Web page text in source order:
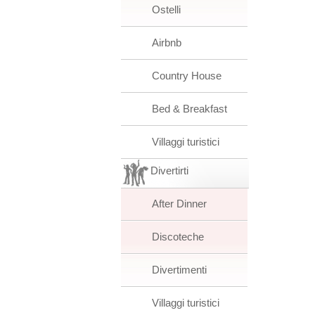
Ostelli
Airbnb
Country House
Bed & Breakfast
Villaggi turistici
Divertirti
After Dinner
Discoteche
Divertimenti
Villaggi turistici